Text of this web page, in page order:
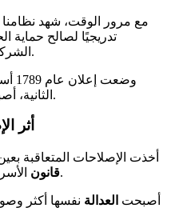
مع مرور الوقت، شهد نظامنا
تدريجيًا لصالح حماية
الشركات أيضًا دورًا حاسمًا في هذا التحول.
الثانية، .
أثر
أخذت الإصلاحات المتعاقبة
قانونالعمل مع الحقائق الجديدة.
أصبحت العدالة نفسها أكثر